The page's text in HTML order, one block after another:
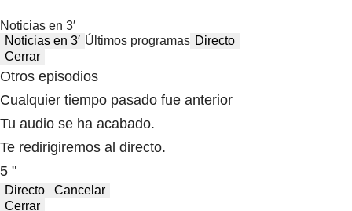
Noticias en 3′
Noticias en 3′ Últimos programas Directo
Cerrar
Otros episodios
Cualquier tiempo pasado fue anterior
Tu audio se ha acabado.
Te redirigiremos al directo.
5 "
Directo
Cancelar
Cerrar